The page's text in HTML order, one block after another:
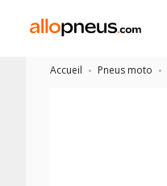
Accueil Pneus moto